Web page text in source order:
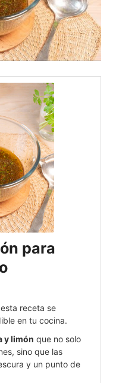
para
receta se
en tu cocina.
y limón que no solo
sino que las
y un punto de